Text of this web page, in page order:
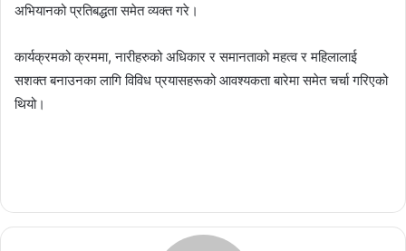
अभियानको प्रतिबद्धता समेत व्यक्त गरे।
कार्यक्रमको क्रममा, नारीहरुको अधिकार र समानताको महत्व र महिलालाई
सशक्त बनाउनका लागि विविध प्रयासहरूको आवश्यकता बारेमा समेत चर्चा गरिएको
थियो।